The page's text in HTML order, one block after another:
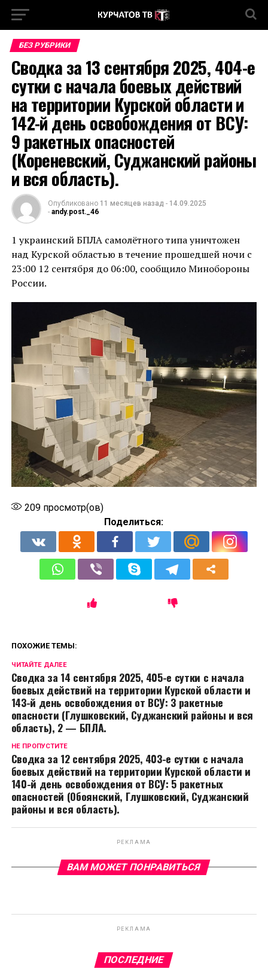
БЕЗ РУБРИКИ
Сводка за 13 сентября 2025, 404-е
сутки с начала боевых действий
на территории Курской области и
142-й день освобождения от ВСУ:
9 ракетных опасностей
(Кореневский, Суджанский районы
и вся область).
Опубликовано 11 месяцев назад - 14.09.2025
- andy.post._46
1 украинский БПЛА самолётного типа уничтожен
над Курской областью в течение прошедшей ночи с
23:00 12 сентября до 06:00, сообщило Минобороны
России.
209просмотр(ов)
Поделиться:
ПОХОЖИЕ ТЕМЫ:
ЧИТАЙТЕ ДАЛЕЕ
Сводка за 14 сентября 2025, 405-е сутки с начала
боевых действий на территории Курской области и
143-й день освобождения от ВСУ: 3 ракетные
опасности (Глушковский, Суджанский районы и вся
область), 2 — БПЛА.
НЕ ПРОПУСТИТЕ
Сводка за 12 сентября 2025, 403-е сутки с начала
боевых действий на территории Курской области и
140-й день освобождения от ВСУ: 5 ракетных
опасностей (Обоянский, Глушковский, Суджанский
районы и вся область).
РЕКЛАМА
ВАМ МОЖЕТ ПОНРАВИТЬСЯ
РЕКЛАМА
ПОСЛЕДНИЕ